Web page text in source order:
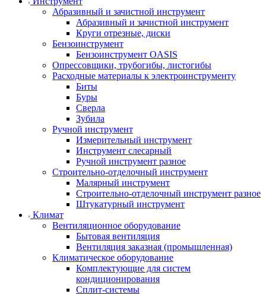
Абразивный и зачистной инструмент
Абразивный и зачистной инструмент
Круги отрезные, диски
Бензоинструмент
Бензоинструмент OASIS
Опрессовщики, трубогибы, листогибы
Расходные материалы к электроинструменту
Биты
Буры
Сверла
Зубила
Ручной инструмент
Измерительный инструмент
Инструмент слесарный
Ручной инструмент разное
Строительно-отделочный инструмент
Малярный инструмент
Строительно-отделочный инструмент разное
Штукатурный инструмент
Климат
Вентиляционное оборудование
Бытовая вентиляция
Вентиляция заказная (промышленная)
Климатическое оборудование
Комплектующие для систем
кондиционирования
Сплит-системы